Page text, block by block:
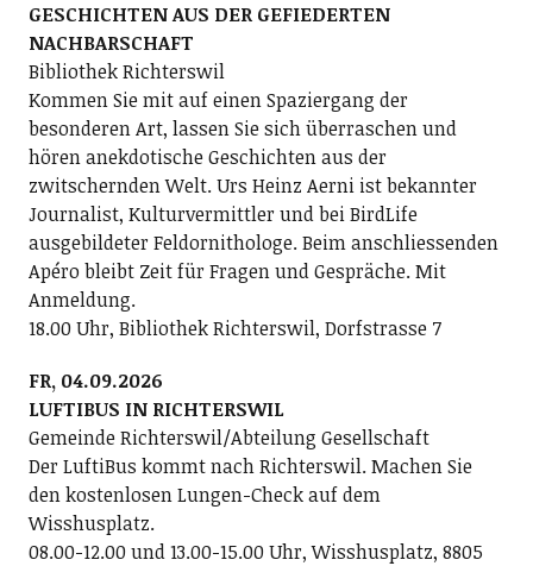
GESCHICHTEN AUS DER GEFIEDERTEN
NACHBARSCHAFT
Bibliothek Richterswil
Kommen Sie mit auf einen Spaziergang der
besonderen Art, lassen Sie sich überraschen und
hören anekdotische Geschichten aus der
zwitschernden Welt. Urs Heinz Aerni ist bekannter
Journalist, Kulturvermittler und bei BirdLife
ausgebildeter Feldornithologe. Beim anschliessenden
Apéro bleibt Zeit für Fragen und Gespräche. Mit
Anmeldung.
18.00 Uhr, Bibliothek Richterswil, Dorfstrasse 7
FR, 04.09.2026
LUFTIBUS IN RICHTERSWIL
Gemeinde Richterswil/Abteilung Gesellschaft
Der LuftiBus kommt nach Richterswil. Machen Sie
den kostenlosen Lungen-Check auf dem
Wisshusplatz.
08.00-12.00 und 13.00-15.00 Uhr, Wisshusplatz, 8805